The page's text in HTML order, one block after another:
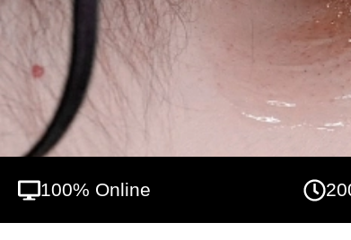
esos tratamientos varían desde
termoterapia. Además, con las
muy avanzadas con los mejores
100% Online